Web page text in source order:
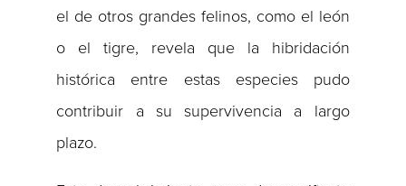
el de otros grandes felinos, como el león
o el tigre, revela que la hibridación
histórica entre estas especies pudo
contribuir a su supervivencia a largo
plazo.